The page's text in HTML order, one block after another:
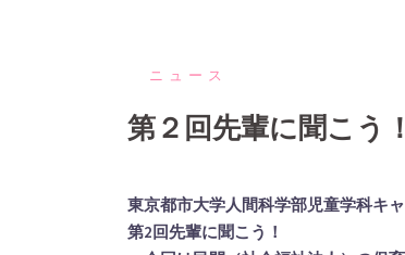
ニュース
第２回先輩に聞こう
東京都市大学人間科学部児童学科キ
第2回先輩に聞こう！